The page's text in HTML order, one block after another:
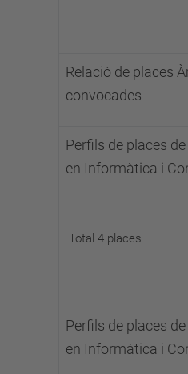
Relació de places
convocades
Perfils de places
en Informàtica i
Total 4 places
Perfils de places
en Informàtica i